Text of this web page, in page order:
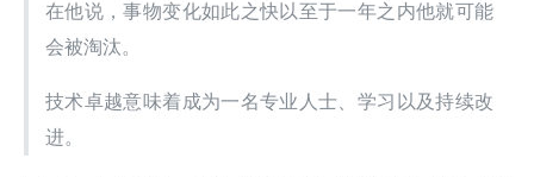
在他说，事物变化如此之快以至于一年之内他就可能
会被淘汰。
技术卓越意味着成为一名专业人士、学习以及持续改
进。